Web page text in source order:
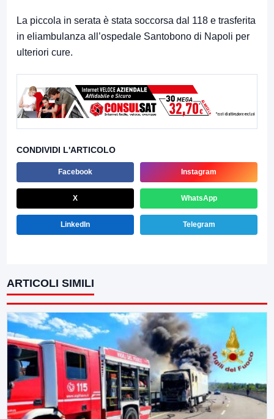
La piccola in serata è stata soccorsa dal 118 e trasferita
in eliambulanza all’ospedale Santobono di Napoli per
ulteriori cure.
CONDIVIDI L'ARTICOLO
Facebook Instagram
X WhatsApp
LinkedIn Telegram
ARTICOLI SIMILI